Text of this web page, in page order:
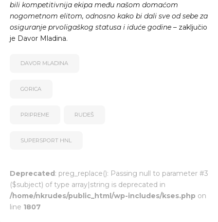
bili kompetitivnija ekipa među našom domaćom
nogometnom elitom, odnosno kako bi dali sve od sebe za
osiguranje prvoligaškog statusa i iduće godine – zaključio
je Davor Mladina.
DAVOR MLADINA
GORICA
PRIPREME RUDEŠ
SUPERSPORT HNL
Deprecated: preg_replace(): Passing null to parameter #3
($subject) of type array|string is deprecated in
/home/nkrudes/public_html/wp-includes/kses.php on
line 1807